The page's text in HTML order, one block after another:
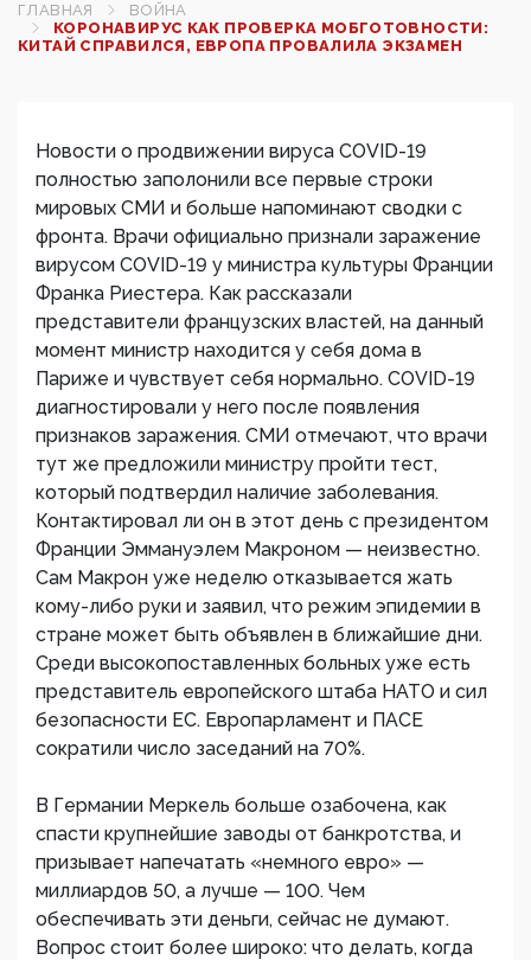
ГЛАВНАЯ
ВОЙНА
КОРОНАВИРУС КАК ПРОВЕРКА МОБГОТОВНОСТИ:
КИТАЙ СПРАВИЛСЯ, ЕВРОПА ПРОВАЛИЛА ЭКЗАМЕН
Новости о продвижении вируса COVID-19
полностью заполонили все первые строки
мировых СМИ и больше напоминают сводки с
фронта. Врачи официально признали заражение
вирусом COVID-19 у министра культуры Франции
Франка Риестера. Как рассказали
представители французских властей, на данный
момент министр находится у себя дома в
Париже и чувствует себя нормально. COVID-19
диагностировали у него после появления
признаков заражения. СМИ отмечают, что врачи
тут же предложили министру пройти тест,
который подтвердил наличие заболевания.
Контактировал ли он в этот день с президентом
Франции Эммануэлем Макроном — неизвестно.
Сам Макрон уже неделю отказывается жать
кому-либо руки и заявил, что режим эпидемии в
стране может быть объявлен в ближайшие дни.
Среди высокопоставленных больных уже есть
представитель европейского штаба НАТО и сил
безопасности ЕС. Европарламент и ПАСЕ
сократили число заседаний на 70%.
В Германии Меркель больше озабочена, как
спасти крупнейшие заводы от банкротства, и
призывает напечатать «немного евро» —
миллиардов 50, а лучше — 100. Чем
обеспечивать эти деньги, сейчас не думают.
Вопрос стоит более широко: что делать, когда